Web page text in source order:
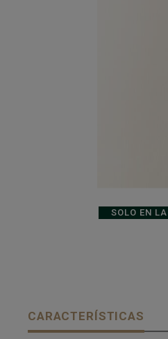
SOLO EN LA
CARACTERÍSTICAS